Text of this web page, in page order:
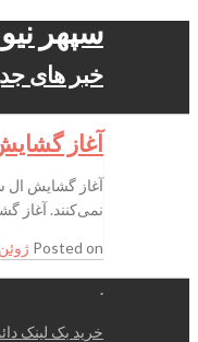
سپهر
خبر های
آغاز گشایش ال‌
نمی‌کنند. آغاز گشایش ال‌ سی در 3 کشور اروپایی
Posted on ژوئن 29, 2016
.
خرید بک لینک